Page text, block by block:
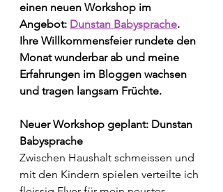
einen neuen Workshop im
Angebot: Dunstan Babysprache.
Ihre Willkommensfeier rundete den
Monat wunderbar ab und meine
Erfahrungen im Bloggen wachsen
und tragen langsam Früchte.
Neuer Workshop geplant: Dunstan
Babysprache
Zwischen Haushalt schmeissen und
mit den Kindern spielen verteilte ich